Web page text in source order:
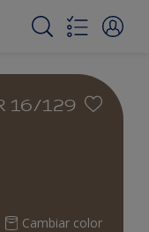
16/129
Cambiar color